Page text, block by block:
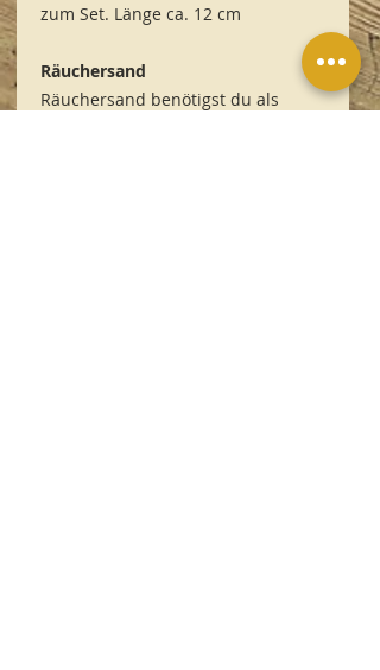
zum Set. Länge ca. 12 cm
Räuchersand
Räuchersand benötigst du als